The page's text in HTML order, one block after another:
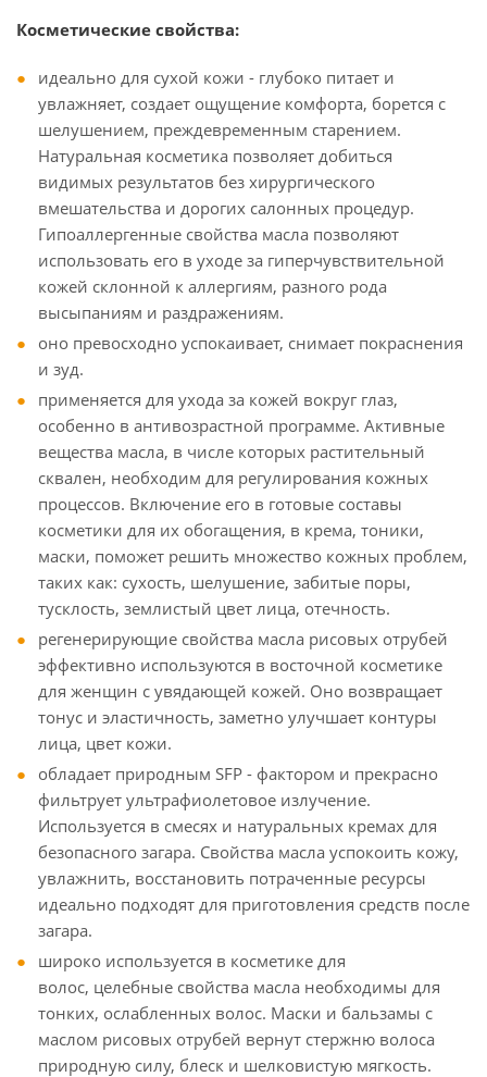
Косметические свойства:
идеально для сухой кожи - глубоко питает и
увлажняет, создает ощущение комфорта, борется с
шелушением, преждевременным старением.
Натуральная косметика позволяет добиться
видимых результатов без хирургического
вмешательства и дорогих салонных процедур.
Гипоаллергенные свойства масла позволяют
использовать его в уходе за гиперчувствительной
кожей склонной к аллергиям, разного рода
высыпаниям и раздражениям.
оно превосходно успокаивает, снимает покраснения
и зуд.
применяется для ухода за кожей вокруг глаз,
особенно в антивозрастной программе. Активные
вещества масла, в числе которых растительный
сквален, необходим для регулирования кожных
процессов. Включение его в готовые составы
косметики для их обогащения, в крема, тоники,
маски, поможет решить множество кожных проблем,
таких как: сухость, шелушение, забитые поры,
тусклость, землистый цвет лица, отечность.
регенерирующие свойства масла рисовых отрубей
эффективно используются в восточной косметике
для женщин с увядающей кожей. Оно возвращает
тонус и эластичность, заметно улучшает контуры
лица, цвет кожи.
обладает природным SFP - фактором и прекрасно
фильтрует ультрафиолетовое излучение.
Используется в смесях и натуральных кремах для
безопасного загара. Свойства масла успокоить кожу,
увлажнить, восстановить потраченные ресурсы
идеально подходят для приготовления средств после
загара.
широко используется в косметике для
волос, целебные свойства масла необходимы для
тонких, ослабленных волос. Маски и бальзамы с
маслом рисовых отрубей вернут стержню волоса
природную силу, блеск и шелковистую мягкость.